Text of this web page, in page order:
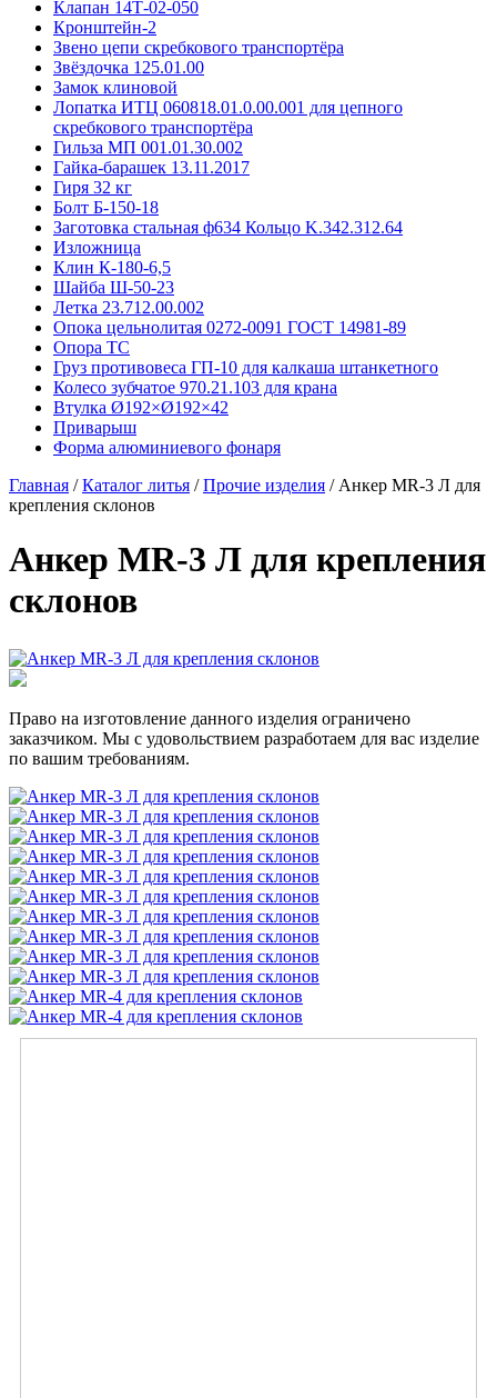
Клапан 14Т-02-050
Кронштейн-2
Звено цепи скребкового транспортёра
Звёздочка 125.01.00
Замок клиновой
Лопатка ИТЦ 060818.01.0.00.001 для цепного
скребкового транспортёра
Гильза МП 001.01.30.002
Гайка-барашек 13.11.2017
Гиря 32 кг
Болт Б-150-18
Заготовка стальная ф634 Кольцо K.342.312.64
Изложница
Клин К-180-6,5
Шайба Ш-50-23
Летка 23.712.00.002
Опока цельнолитая 0272-0091 ГОСТ 14981-89
Опора ТС
Груз противовеса ГП-10 для калкаша штанкетного
Колесо зубчатое 970.21.103 для крана
Втулка Ø192×Ø192×42
Приварыш
Форма алюминиевого фонаря
Главная /Каталог литья /Прочие изделия / Анкер MR-3 Л для
крепления склонов
Анкер MR-3 Л для крепления
склонов
Право на изготовление данного изделия ограничено
заказчиком. Мы с удовольствием разработаем для вас изделие
по вашим требованиям.